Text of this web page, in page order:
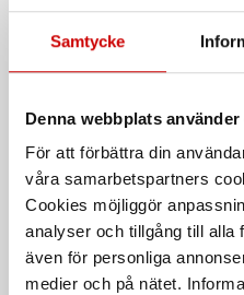
Samtycke
Denna webbplats
För att förbättra din
våra samarbetspartners
Cookies möjliggör
analyser och tillgång till alla
även för personliga
medier och på nätet.
Kampanj
Skyddssko Jalas 9965
Exalter Easyroll S3
Vattenavvisande och slitstark.